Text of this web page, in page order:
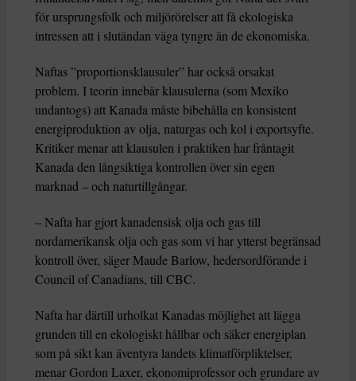
för ursprungsfolk och miljörörelser att få ekologiska
intressen att i slutändan väga tyngre än de ekonomiska.
Naftas ”proportionsklausuler” har också orsakat
problem. I teorin innebär klausulerna (som Mexiko
undantogs) att Kanada måste bibehålla en konsistent
energiproduktion av olja, naturgas och kol i exportsyfte.
Kritiker menar att klausulen i praktiken har fråntagit
Kanada den långsiktiga kontrollen över sin egen
marknad – och naturtillgångar.
– Nafta har gjort kanadensisk olja och gas till
nordamerikansk olja och gas som vi har ytterst begränsad
kontroll över, säger Maude Barlow, hedersordförande i
Council of Canadians, till CBC.
Nafta har därtill urholkat Kanadas möjlighet att lägga
grunden till en ekologiskt hållbar och säker energiplan
som på sikt kan äventyra landets klimatförpliktelser,
menar Gordon Laxer, ekonomiprofessor och grundare av